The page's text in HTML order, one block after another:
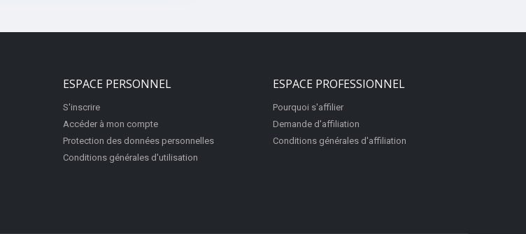
ESPACE PERSONNEL
S'inscrire
Accéder à mon compte
Protection des données personnelles
Conditions générales d'utilisation
ESPACE PROFESSIONNEL
Pourquoi s'affilier
Demande d'affiliation
Conditions générales d'affiliation